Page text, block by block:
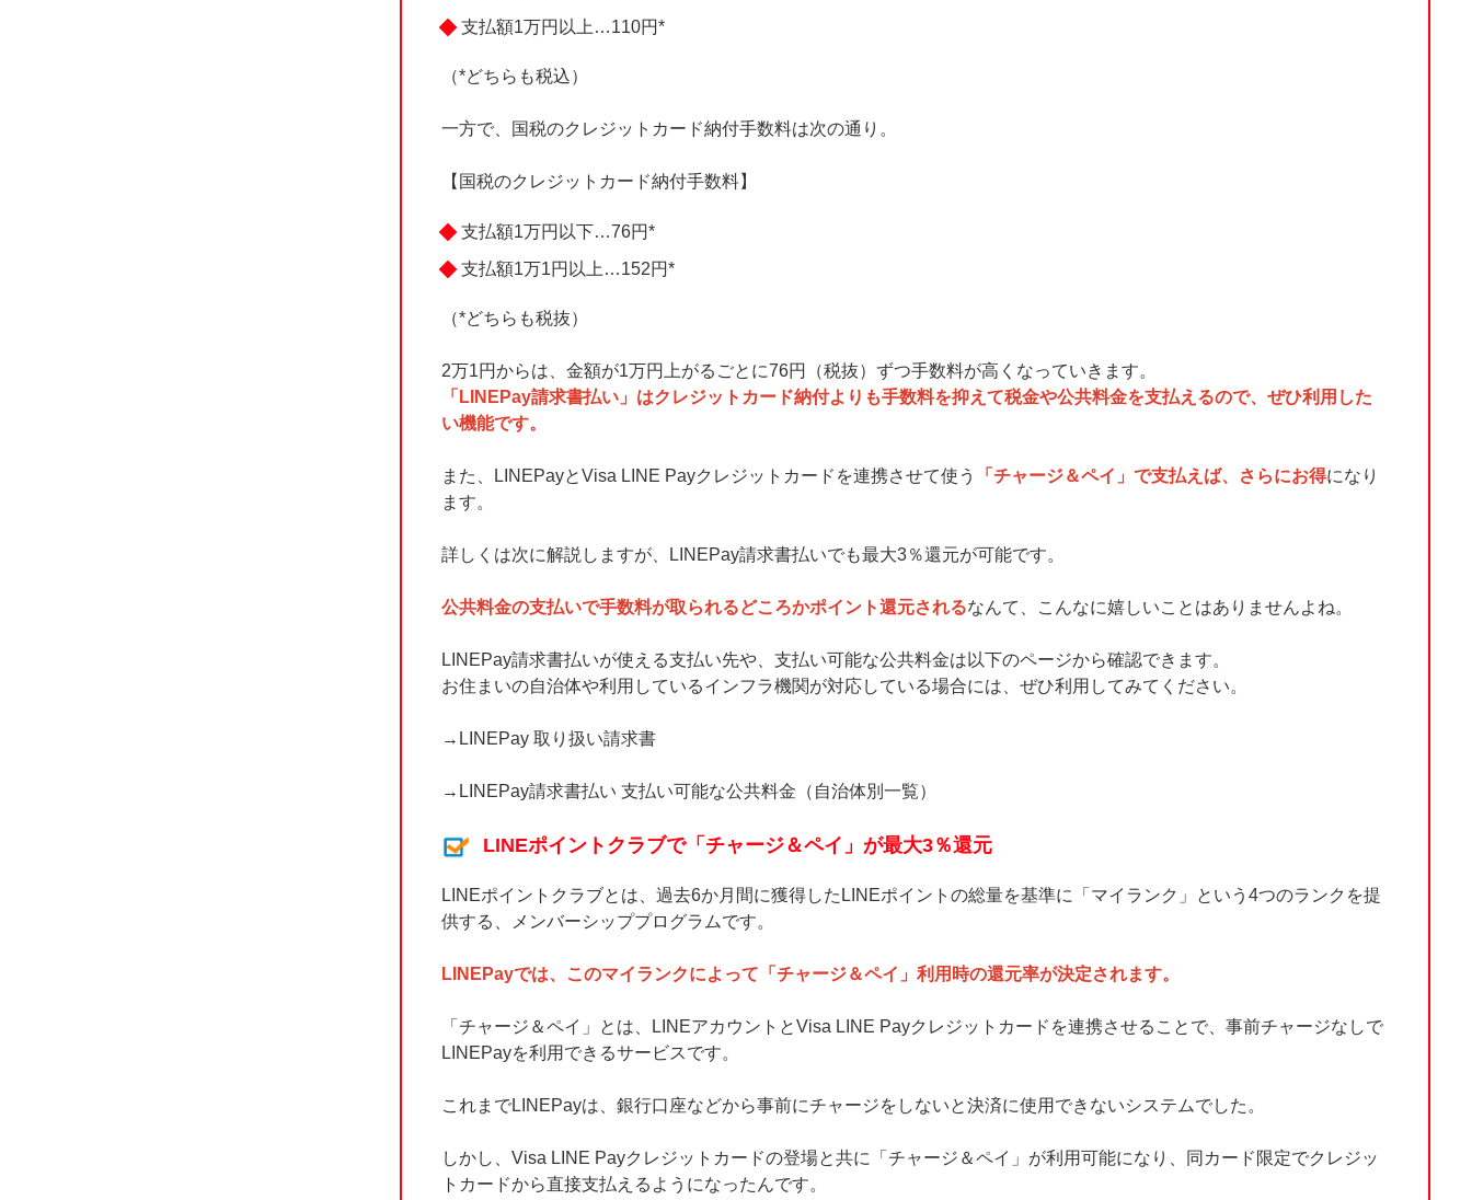
支払額1万円以上…110円*
（*どちらも税込）
一方で、国税のクレジットカード納付手数料は次の通り。
【国税のクレジットカード納付手数料】
支払額1万円以下…76円*
支払額1万1円以上…152円*
（*どちらも税抜）
2万1円からは、金額が1万円上がるごとに76円（税抜）ずつ手数料が高くなっていきます。
「LINEPay請求書払い」はクレジットカード納付よりも手数料を抑えて税金や公共料金を支払えるので、ぜひ利用した
い機能です。
また、LINEPayとVisa LINE Payクレジットカードを連携させて使う 「チャージ＆ペイ」で支払えば、さらにお得になり
ます。
詳しくは次に解説しますが、LINEPay請求書払いでも最大3％還元が可能です。
公共料金の支払いで手数料が取られるどころかポイント還元されるなんて、こんなに嬉しいことはありませんよね。
LINEPay請求書払いが使える支払い先や、支払い可能な公共料金は以下のページから確認できます。
お住まいの自治体や利用しているインフラ機関が対応している場合には、ぜひ利用してみてください。
→ LINEPay 取り扱い請求書
→ LINEPay請求書払い 支払い可能な公共料金（自治体別一覧）
LINEポイントクラブで「チャージ＆ペイ」が最大3％還元
LINEポイントクラブとは、過去6か月間に獲得したLINEポイントの総量を基準に「マイランク」という4つのランクを提
供する、メンバーシッププログラムです。
LINEPayでは、このマイランクによって「チャージ＆ペイ」利用時の還元率が決定されます。
「チャージ＆ペイ」とは、LINEアカウントとVisa LINE Payクレジットカードを連携させることで、事前チャージなしで
LINEPayを利用できるサービスです。
これまでLINEPayは、銀行口座などから事前にチャージをしないと決済に使用できないシステムでした。
しかし、Visa LINE Payクレジットカードの登場と共に「チャージ＆ペイ」が利用可能になり、同カード限定でクレジッ
トカードから直接支払えるようになったんです。